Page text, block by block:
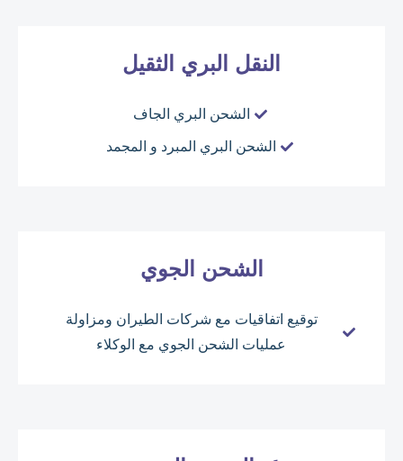
النقل البري الثقيل
الشحن البري الجاف
الشحن البري المبرد و المجمد
الشحن الجوي
توقيع اتفاقيات مع شركات الطيران ومزاولة
عمليات الشحن الجوي مع الوكلاء